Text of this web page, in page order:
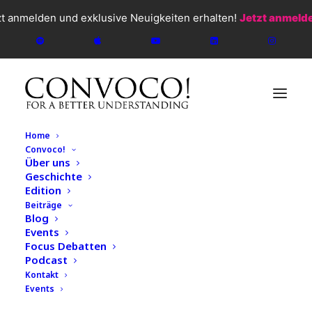
anmelden und exklusive Neuigkeiten erhalten! Jetzt
Home
Convoco!
Über uns
Geschichte
Edition
Beiträge
Blog
Events
Focus Debatten
Podcast
Kontakt
Events